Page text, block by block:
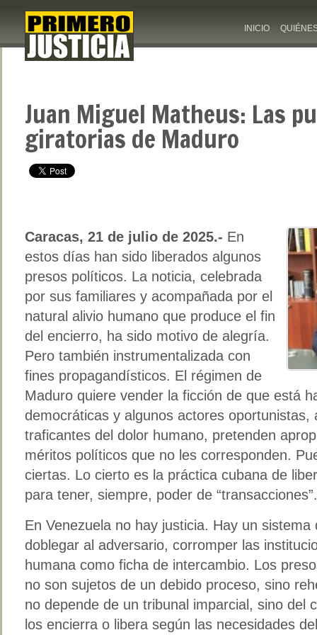
INICIO
Juan Miguel Matheus: Las
giratorias de Maduro
Caracas, 21 de julio de 2025.- En
estos días han sido liberados algunos
presos políticos. La noticia, celebrada
por sus familiares y acompañada por el
natural alivio humano que produce el fin
del encierro, ha sido motivo de alegría.
Pero también instrumentalizada con
fines propagandísticos. El régimen de
Maduro quiere vender la ficción de que está
democráticas y algunos actores oportunistas,
traficantes del dolor humano, pretenden
méritos políticos que no les corresponden.
ciertas. Lo cierto es la práctica cubana de
para tener, siempre, poder de “transacciones”.
En Venezuela no hay justicia. Hay un
doblegar al adversario, corromper las
humana como ficha de intercambio. Los
no son sujetos de un debido proceso, sino
no depende de un tribunal imparcial, sino del
los encierra o libera según las necesidades